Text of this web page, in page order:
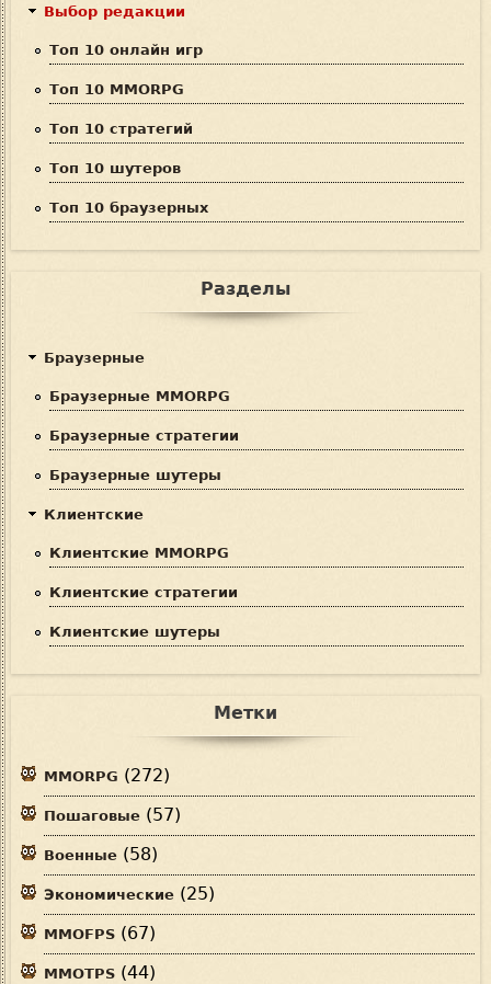
Выбор редакции
Топ 10 онлайн игр
Топ 10 MMORPG
Топ 10 стратегий
Топ 10 шутеров
Топ 10 браузерных
Разделы
Браузерные
Браузерные MMORPG
Браузерные стратегии
Браузерные шутеры
Клиентские
Клиентские MMORPG
Клиентские стратегии
Клиентские шутеры
Метки
MMORPG (272)
Пошаговые (57)
Военные (58)
Экономические (25)
MMOFPS (67)
MMOTPS (44)